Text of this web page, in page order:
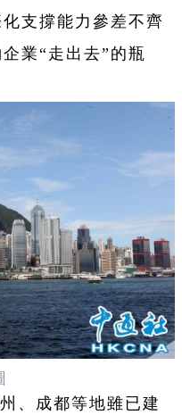
支撐能力參差不齊
業“走出去”的瓶
、成都等地雖已建